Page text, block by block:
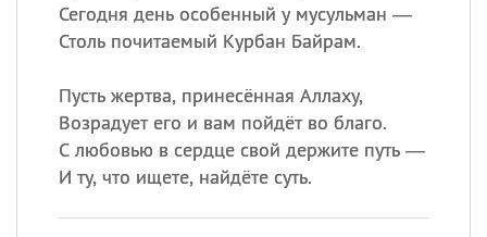
Сегодня день особенный у мусульман —
Столь почитаемый Курбан Байрам.
Пусть жертва, принесённая Аллаху,
Возрадует его и вам пойдёт во благо.
С любовью в сердце свой держите путь —
И ту, что ищете, найдёте суть.